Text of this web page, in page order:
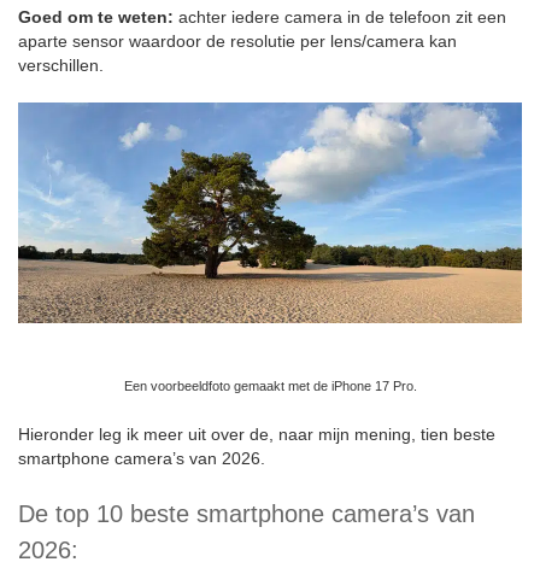
Goed om te weten: achter iedere camera in de telefoon zit een
aparte sensor waardoor de resolutie per lens/camera kan
verschillen.
Een voorbeeldfoto gemaakt met de iPhone 17 Pro.
Hieronder leg ik meer uit over de, naar mijn mening, tien beste
smartphone camera’s van 2026.
De top 10 beste smartphone camera’s van
2026: